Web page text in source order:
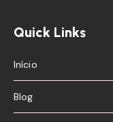
Quick Links
Início
Blog